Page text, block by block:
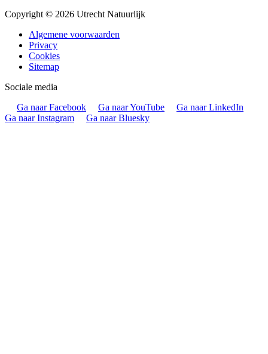
Copyright © 2026 Utrecht Natuurlijk
Algemene voorwaarden
Privacy
Cookies
Sitemap
Sociale media
Ga naar Facebook
Ga naar YouTube
Ga naar LinkedIn
Ga naar Instagram
Ga naar Bluesky